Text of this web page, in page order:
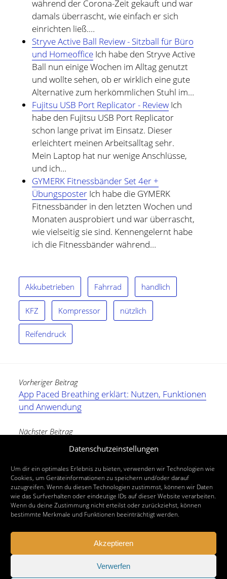
Datenschutzeinstellungen
Um dir ein optimales Erlebnis zu bieten, verwenden wir Technologien wie
Cookies, um Geräteinformationen zu speichern und/oder darauf
zuzugreifen. Wenn du diesen Technologien zustimmst, können wir Daten
wie das Surfverhalten oder eindeutige IDs auf dieser Website verarbeiten.
Wenn du deine Zustimmung nicht erteilst oder zurückziehst, können
bestimmte Merkmale und Funktionen beeinträchtigt werden.
Akzeptieren
Verwerfen
während der Corona-Zeit gekauft und war
damals überrascht, wie einfach er sich
einrichten ließ.…
Stryve Active Ball Review - Sitzball für Büro
und HomeofficeIch habe den Stryve Active
Ball nun einige Wochen im Alltag genutzt
und wollte sehen, ob er wirklich eine gute
Alternative zum herkömmlichen Stuhl im…
Fujitsu USB Port Replicator - ReviewIch
habe den Fujitsu USB Port Replicator
schon lange privat im Einsatz. Dieser
erleichtert meinen Arbeitsalltag sehr.
Mein Laptop hat nur wenige Anschlüsse,
und ich…
GYMERK Fitnessbänder Set 4er +
ÜbungsposterIch habe die GYMERK
Fitnessbänder in den letzten Wochen und
Monaten ausprobiert und war überrascht,
wie vielseitig sie sind. Kennengelernt habe
ich die Fitnessbänder während…
Akkubetrieben Fahrrad handlich
KFZ Kompressor nützlich
Reifendruck
Vorheriger Beitrag
App Paced Breathing erklärt: Nutzen, Funktionen
und Anwendung
Nächster Beitrag
ALPEN Methode: Effektives Zeitmanagement im